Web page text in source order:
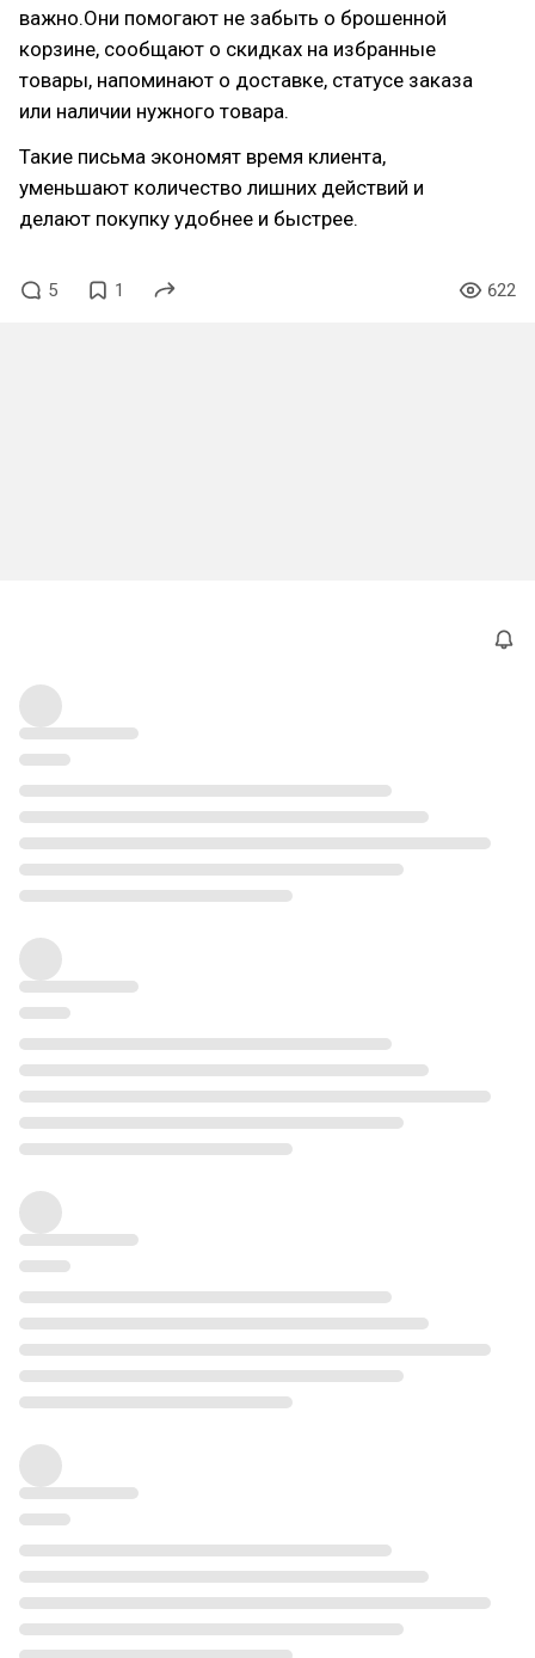
важно.Они помогают не забыть о брошенной
корзине, сообщают о скидках на избранные
товары, напоминают о доставке, статусе заказа
или наличии нужного товара.
Такие письма экономят время клиента,
уменьшают количество лишних действий и
делают покупку удобнее и быстрее.
5 1 622